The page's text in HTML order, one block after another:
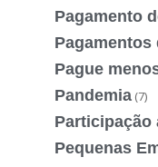
Pagamento
Pague
Pandemia (7)
Participação
Pequenas